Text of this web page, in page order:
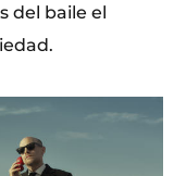
del baile el